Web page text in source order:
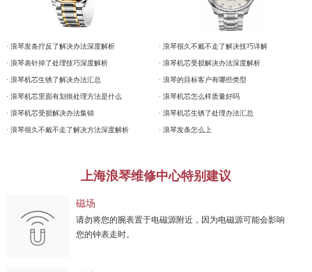
· 浪琴发条拧反了解决办法深度解析
· 浪琴表针掉了处理技巧深度解析
· 浪琴机芯生锈了解决办法汇总
· 浪琴机芯里面有划痕处理方法是什么
· 浪琴机芯受损解决办法集锦
· 浪琴很久不戴不走了解决方法深度解析
· 浪琴很久不戴不走了解决技巧详解
· 浪琴机芯受损解决办法深度解析
· 浪琴的目标客户有哪些类型
· 浪琴机芯怎么样质量好吗
· 浪琴机芯生锈了处理办法汇总
· 浪琴发条怎么上
上海浪琴维修中心特别建议
磁场
请勿将您的腕表置于电磁源附近，因为电磁源可能会影响
您的钟表走时。